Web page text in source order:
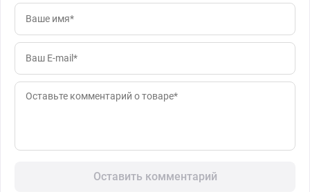
Оставить комментарий